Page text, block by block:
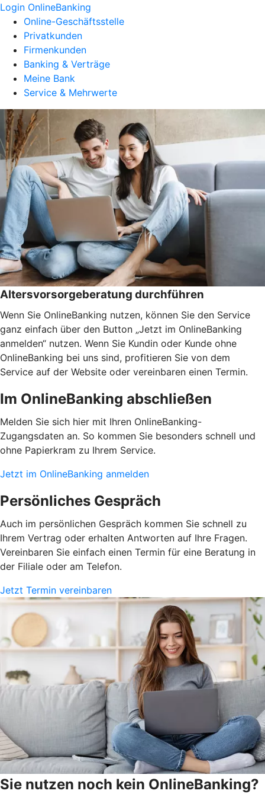
Login OnlineBanking
Online-Geschäftsstelle
Privatkunden
Firmenkunden
Banking & Verträge
Meine Bank
Service & Mehrwerte
Altersvorsorgeberatung durchführen
Wenn Sie OnlineBanking nutzen, können Sie den Service
ganz einfach über den Button „Jetzt im OnlineBanking
anmelden“ nutzen. Wenn Sie Kundin oder Kunde ohne
OnlineBanking bei uns sind, profitieren Sie von dem
Service auf der Website oder vereinbaren einen Termin.
Im OnlineBanking abschließen
Melden Sie sich hier mit Ihren OnlineBanking-
Zugangsdaten an. So kommen Sie besonders schnell und
ohne Papierkram zu Ihrem Service.
Jetzt im OnlineBanking anmelden
Persönliches Gespräch
Auch im persönlichen Gespräch kommen Sie schnell zu
Ihrem Vertrag oder erhalten Antworten auf Ihre Fragen.
Vereinbaren Sie einfach einen Termin für eine Beratung in
der Filiale oder am Telefon.
Jetzt Termin vereinbaren
Sie nutzen noch kein OnlineBanking?